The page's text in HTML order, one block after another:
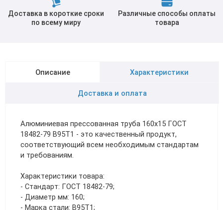
Доставка в короткие сроки
по всему миру
Различные способы оплаты
товара
Описание Характеристики
Доставка и оплата
Алюминиевая прессованная труба 160х15 ГОСТ
18482-79 В95Т1 - это качественный продукт,
соответствующий всем необходимым стандартам
и требованиям.
Характеристики товара:
- Стандарт: ГОСТ 18482-79;
- Диаметр мм: 160;
- Марка стали: В95Т1;